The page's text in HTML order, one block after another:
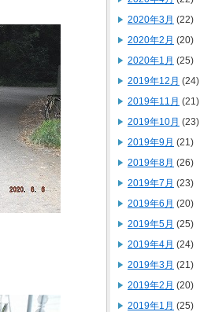
2020年3月 (22)
2020年2月 (20)
2020年1月 (25)
2019年12月 (24)
2019年11月 (21)
2019年10月 (23)
2019年9月 (21)
2019年8月 (26)
2019年7月 (23)
2019年6月 (20)
2019年5月 (25)
2019年4月 (24)
2019年3月 (21)
2019年2月 (20)
2019年1月 (25)